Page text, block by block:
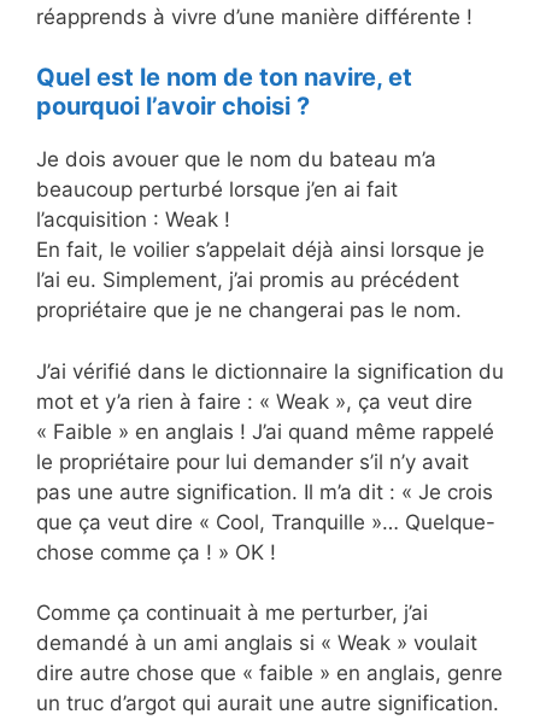
réapprends à vivre d’une manière différente !
Quel est le nom de ton navire, et
pourquoi l’avoir choisi ?
Je dois avouer que le nom du bateau m’a
beaucoup perturbé lorsque j’en ai fait
l’acquisition : Weak !
En fait, le voilier s’appelait déjà ainsi lorsque je
l’ai eu. Simplement, j’ai promis au précédent
propriétaire que je ne changerai pas le nom.
J’ai vérifié dans le dictionnaire la signification du
mot et y’a rien à faire : « Weak », ça veut dire
« Faible » en anglais ! J’ai quand même rappelé
le propriétaire pour lui demander s’il n’y avait
pas une autre signification. Il m’a dit : « Je crois
que ça veut dire « Cool, Tranquille »… Quelque-
chose comme ça ! » OK !
Comme ça continuait à me perturber, j’ai
demandé à un ami anglais si « Weak » voulait
dire autre chose que « faible » en anglais, genre
un truc d’argot qui aurait une autre signification.